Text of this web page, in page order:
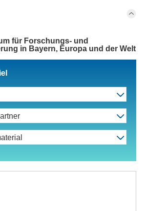
für Forschungs- und
in Bayern, Europa und der Welt